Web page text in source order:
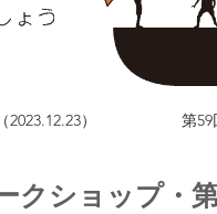
） 第
クショップ・